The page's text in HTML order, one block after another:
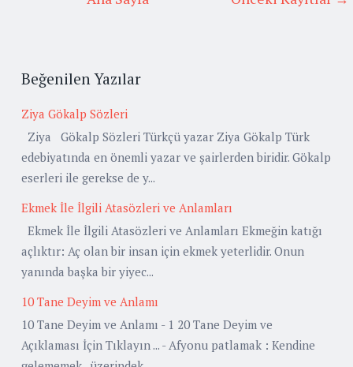
Beğenilen Yazılar
Ziya Gökalp Sözleri
Ziya Gökalp Sözleri Türkçü yazar Ziya Gökalp Türk
edebiyatında en önemli yazar ve şairlerden biridir. Gökalp
eserleri ile gerekse de y...
Ekmek İle İlgili Atasözleri ve Anlamları
Ekmek İle İlgili Atasözleri ve Anlamları Ekmeğin katığı
açlıktır: Aç olan bir insan için ekmek yeterlidir. Onun
yanında başka bir yiyec...
10 Tane Deyim ve Anlamı
10 Tane Deyim ve Anlamı - 1 20 Tane Deyim ve
Açıklaması İçin Tıklayın ... - Afyonu patlamak : Kendine